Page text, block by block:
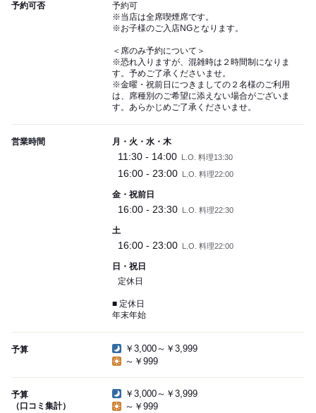
予約可否
予約可
※当店は全席喫煙席です。
※お子様のご入店NGとなります。
＜席のみ予約について＞
※恐れ入りますが、混雑時は２時間制になりま
す。予めご了承くださいませ。
※金曜・祝前日につきましての２名様のご利用
は、席種別のご希望に添えない場合がございま
す。あらかじめご了承くださいませ。
営業時間 月・火・水・木
11:30 - 14:00 L.O. 料理13:30
16:00 - 23:00 L.O. 料理22:00
金・祝前日
16:00 - 23:30 L.O. 料理22:30
土
16:00 - 23:00 L.O. 料理22:00
日・祝日
定休日
■ 定休日
年末年始
予算
￥3,000～￥3,999
～￥999
予算
（口コミ集計）
￥3,000～￥3,999
～￥999